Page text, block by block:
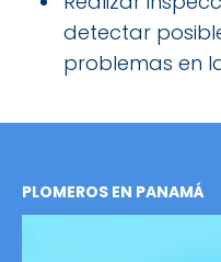
detectar
problemas en
PLOMEROS EN PANAMÁ